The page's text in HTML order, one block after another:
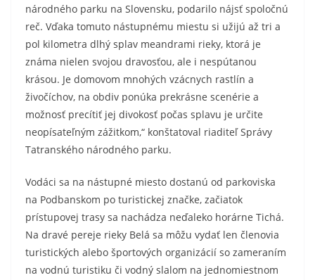
národného parku na Slovensku, podarilo nájsť spoločnú
reč. Vďaka tomuto nástupnému miestu si užijú až tri a
pol kilometra dlhý splav meandrami rieky, ktorá je
známa nielen svojou dravosťou, ale i nespútanou
krásou. Je domovom mnohých vzácnych rastlín a
živočíchov, na obdiv ponúka prekrásne scenérie a
možnosť precítiť jej divokosť počas splavu je určite
neopísateľným zážitkom,“ konštatoval riaditeľ Správy
Tatranského národného parku.
Vodáci sa na nástupné miesto dostanú od parkoviska
na Podbanskom po turistickej značke, začiatok
prístupovej trasy sa nachádza neďaleko horárne Tichá.
Na dravé pereje rieky Belá sa môžu vydať len členovia
turistických alebo športových organizácií so zameraním
na vodnú turistiku či vodný slalom na jednomiestnom